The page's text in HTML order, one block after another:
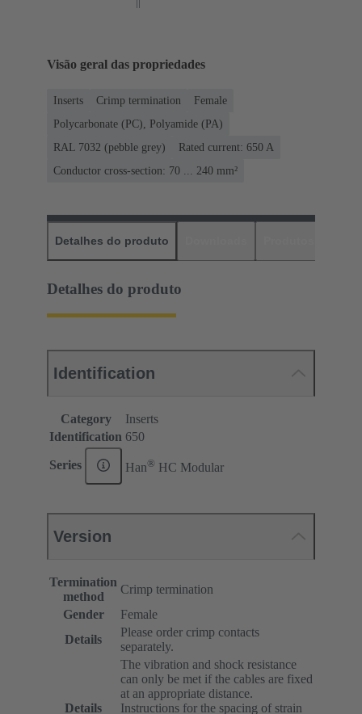
Visão geral das propriedades
Inserts Crimp termination
Female
Polycarbonate (PC), Polyamide (PA)
RAL 7032 (pebble grey)
Rated current: ‌650 A
Conductor cross-section: 70 ... 240 mm²
Detalhes do produto
Detalhes do produto
Identification
Category
Inserts
Identification 650
Series Han® HC Modular
Version
Termination
method
Crimp termination
Gender
Female
Details
Please order crimp contacts
separately.
Details
The vibration and shock resistance
can only be met if the cables are fixed
at an appropriate distance.
Instructions for the spacing of strain